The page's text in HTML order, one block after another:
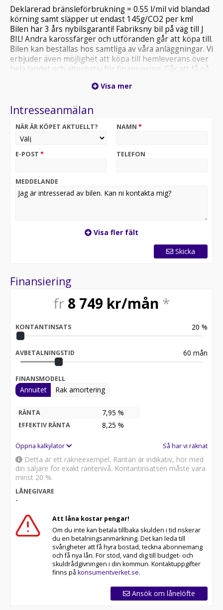
Deklarerad bränsleförbrukning = 0.55 l/mil vid blandad
körning samt släpper ut endast 145g/CO2 per km!
Bilen har 3 års nybilsgaranti! Fabriksny bil på väg till J
BIL! Andra karossfärger och utföranden går att köpa till.
Bilen kan beställas hos samtliga av våra anläggningar. Vi
erbjuder även möjlighet att köpa till hemleverans över
hela landet och alternativ för finansiering. Går att få på
priser samt leveransinformation. OBS! Bilen på bilden
faktiska konfiguration.
Visa mer
Intresseanmälan
NÄR ÄR KÖPET AKTUELLT? NAMN *
E-POST * TELEFON
MEDDELANDE
Visa fler fält
Skicka
Finansiering
fr 8 749 kr/mån *
KONTANTINSATS 20 %
AVBETALNINGSTID 60 mån
FINANSMODELL
Annuitet Rak amortering
RÄNTA 7,95 %
EFFEKTIV RÄNTA 8,25 %
Öppna kalkylator Så har vi räknat
Detta är ett räkneexempel. Räntan är indikativ, hör med
din säljare för exakt räntenivå. Kontantinsatsen måste vara
minst 20 %.
LÅNEGIVARE
-
Att låna kostar pengar!
Om du inte kan betala tillbaka skulden i tid riskerar
du en betalningsanmärkning. Det kan leda till
svårigheter att få hyra bostad, teckna abonnemang
och få nya lån. För stöd, vänd dig till budget- och
skuldrådgivningen i din kommun. Kontaktuppgifter
finns på konsumentverket.se.
Ansök om lånelöfte